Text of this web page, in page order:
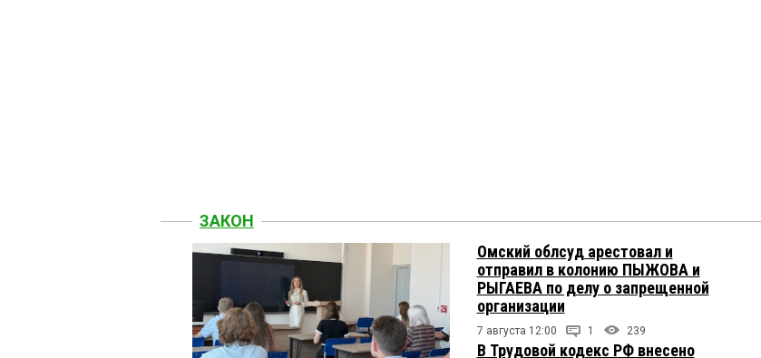
ЗАКОН
Омский облсуд арестовал и
отправил в колонию ПЫЖОВА и
РЫГАЕВА по делу о запрещенной
организации
7 августа 12:00 1 239
В Трудовой кодекс РФ внесено